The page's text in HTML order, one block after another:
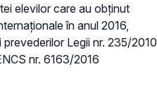
elevilor care au obţinut
în anul 2016,
Legii nr. 235/2010
nr. 6163/2016